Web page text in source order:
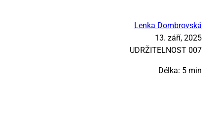
Lenka Dombrovská
13. září, 2025
UDR­ŽI­TEL­NOST 007
Délka: 5 min